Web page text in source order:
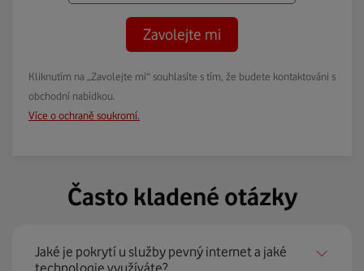
Zavolejte mi
Kliknutím na „Zavolejte mi“ souhlasíte s tím, že budete kontaktováni s
obchodní nabídkou.
Více o ochraně soukromí.
Často kladené otázky
Jaké je pokrytí u služby pevný internet a jaké
technologie využíváte?